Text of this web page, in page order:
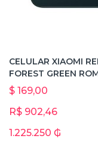
CELULAR XIAOMI
FOREST GREEN
$ 169,00
R$ 902,46
1.225.250 ₲